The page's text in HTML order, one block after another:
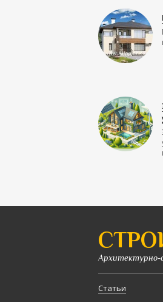
Статьи